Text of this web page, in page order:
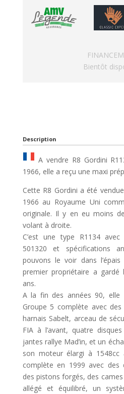
Bientôt
Description
A vendre R8 Gordini
1966, elle a reçu une maxi
Cette R8 Gordini a été
1966 au Royaume Uni
originale. Il y en eu moins
volant à droite.
C’est une type R1134
501320 et spécifications
pouvons le voir dans
premier propriétaire a
ans.
A la fin des années 90, elle
Groupe 5 complète avec
harnais Sabelt, arceau de
FIA à l’avant, quatre
jantes rallye Mad’in, et un
son moteur élargi à 1548cc
complète en 1999 avec des
des pistons forgés, des
allégé et équilibré, un